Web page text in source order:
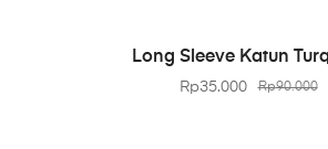
BELI PRODUK
Long Sleeve Katun
Rp90.000
Rp35.000